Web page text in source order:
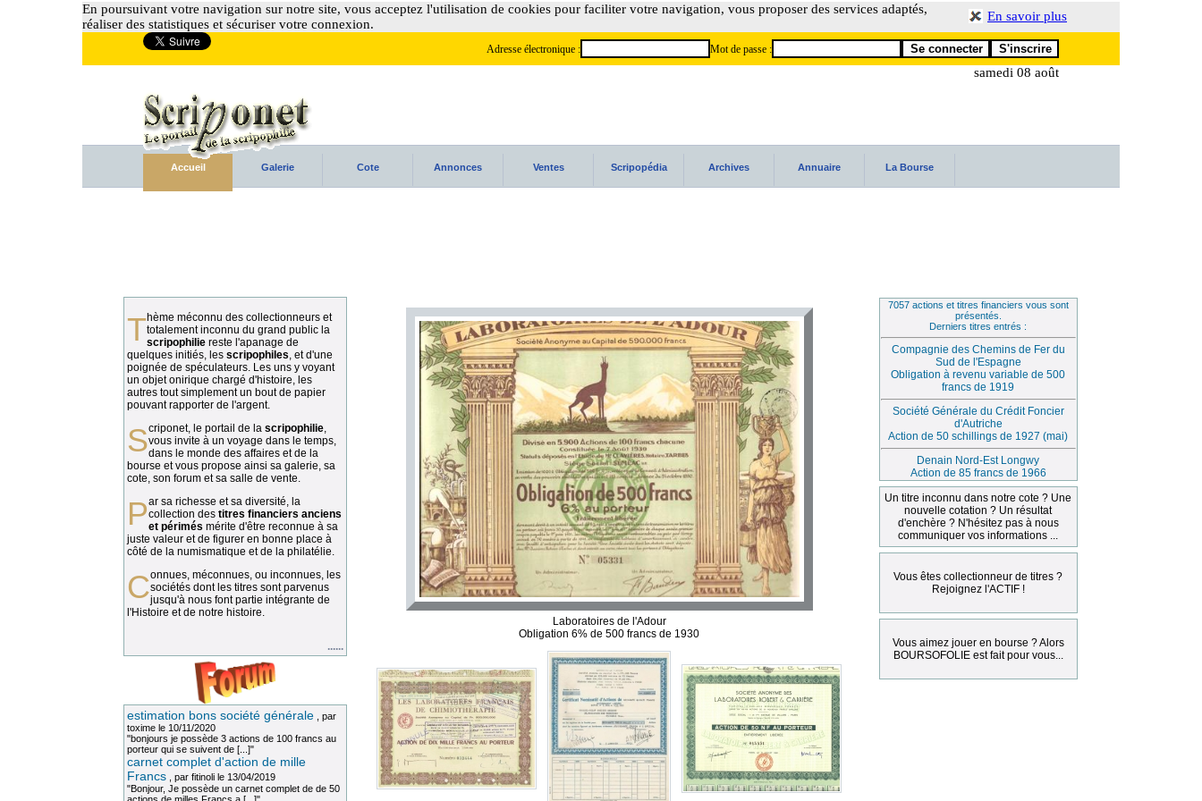
En poursuivant votre navigation sur notre site, vous acceptez l'utilisation de cookies pour faciliter votre navigation, vous proposer des services adaptés,
réaliser des statistiques et sécuriser votre connexion.
En savoir plus
Adresse électronique : Mot de passe :
samedi 08 août
Accueil Galerie Cote Annonces Ventes Scripopédia Archives Annuaire La Bourse
Thème méconnu des collectionneurs ettotalement inconnu du grand public la
scripophilie reste l'apanage de
quelques initiés, les scripophiles, et d'une
poignée de spéculateurs. Les uns y voyant
un objet onirique chargé d'histoire, les
autres tout simplement un bout de papier
pouvant rapporter de l'argent.
Scriponet, le portail de la scripophilie,
vous invite à un voyage dans le temps,
dans le monde des affaires et de la
bourse et vous propose ainsi sa galerie, sa
cote, son forum et sa salle de vente.
Par sa richesse et sa diversité, lacollection des titres financiers anciens
et périmés mérite d'être reconnue à sa
juste valeur et de figurer en bonne place à
côté de la numismatique et de la philatélie.
Connues, méconnues, ou inconnues, lessociétés dont les titres sont parvenus
jusqu'à nous font partie intégrante de
l'Histoire et de notre histoire.
......
estimation bons société générale , par
toxime le 10/11/2020
"bonjours je possède 3 actions de 100 francs au
porteur qui se suivent de [...]"
carnet complet d'action de mille
Francs , par fitinoli le 13/04/2019
"Bonjour, Je possède un carnet complet de de 50
Laboratoires de l'Adour
Obligation 6% de 500 francs de 1930
7057 actions et titres financiers vous sont
présentés.
Derniers titres entrés :
Compagnie des Chemins de Fer du
Sud de l'Espagne
Obligation à revenu variable de 500
francs de 1919
Société Générale du Crédit Foncier
d'Autriche
Action de 50 schillings de 1927 (mai)
Denain Nord-Est Longwy
Action de 85 francs de 1966
Un titre inconnu dans notre cote ? Une
nouvelle cotation ? Un résultat
d'enchère ? N'hésitez pas à nous
communiquer vos informations ...
Vous êtes collectionneur de titres ?
Rejoignez l'ACTIF !
Vous aimez jouer en bourse ? Alors
BOURSOFOLIE est fait pour vous...